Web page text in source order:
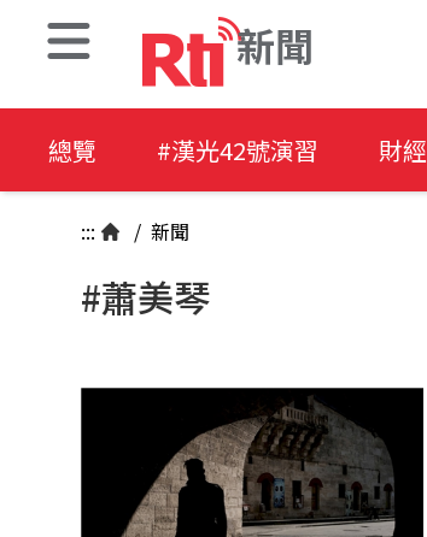
新聞
總覽 #漢光42號演習 財經
::: / 新聞
#蕭美琴